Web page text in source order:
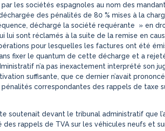
les sociétés espagnoles au nom des
des pénalités de 80 % mises à la
déchargé la société requérante » en
lui sont réclamés à la suite de la remise en
pour lesquelles les factures ont été
fixer le quantum de cette décharge et a
n’a pas inexactement interprété son
suffisante, que ce dernier n’avait
correspondantes des rappels de taxe
soutenait devant le tribunal administratif que
des rappels de TVA sur les véhicules neufs et